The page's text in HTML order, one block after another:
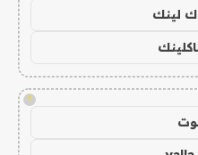
لينك
!